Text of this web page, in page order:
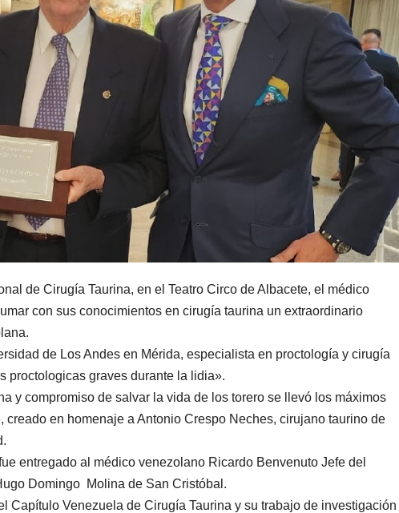
de Cirugía Taurina, en el Teatro Circo de Albacete, el médico
con sus conocimientos en cirugía taurina un extraordinario
de Los Andes en Mérida, especialista en proctología y cirugía
proctologicas graves durante la lidia».
y compromiso de salvar la vida de los torero se llevó los máximos
en homenaje a Antonio Crespo Neches, cirujano taurino de
entregado al médico venezolano Ricardo Benvenuto Jefe del
Domingo Molina de San Cristóbal.
Capítulo Venezuela de Cirugía Taurina y su trabajo de investigación